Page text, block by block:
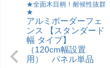
★全面木目柄！耐候性抜群
★
アルミボーダーフェ
ンス 【スタンダード
幅 タイプ】
（120cm幅設置
用） パネル単品